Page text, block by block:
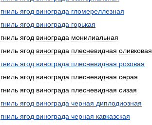
гниль ягод винограда гломереллезная
гниль ягод винограда горькая
гниль ягод винограда монилиальная
гниль ягод винограда плесневидная оливковая
гниль ягод винограда плесневидная розовая
гниль ягод винограда плесневидная серая
гниль ягод винограда плесневидная сизая
гниль ягод винограда черная диплодиозная
гниль ягод винограда черная кавказская